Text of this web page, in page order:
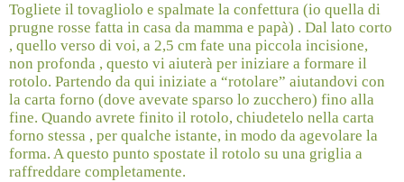
Togliete il tovagliolo e spalmate la confettura (io quella di
prugne rosse fatta in casa da mamma e papà) . Dal lato corto
, quello verso di voi, a 2,5 cm fate una piccola incisione,
non profonda , questo vi aiuterà per iniziare a formare il
rotolo. Partendo da qui iniziate a “rotolare” aiutandovi con
la carta forno (dove avevate sparso lo zucchero) fino alla
fine. Quando avrete finito il rotolo, chiudetelo nella carta
forno stessa , per qualche istante, in modo da agevolare la
forma. A questo punto spostate il rotolo su una griglia a
raffreddare completamente.